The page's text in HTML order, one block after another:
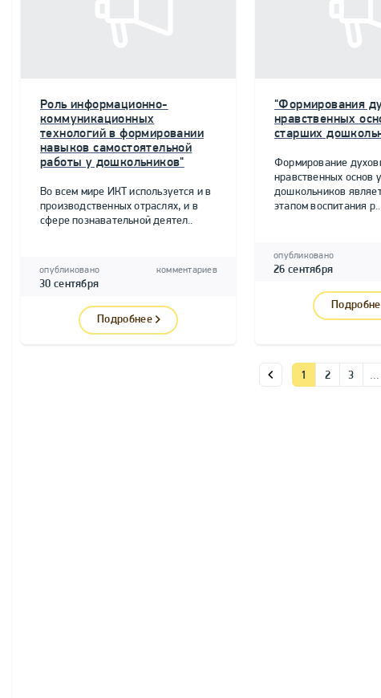
Роль информационно-
коммуникационных
технологий в формировании
навыков самостоятельной
работы у дошкольников"
Во всем мире ИКТ используется и в
производственных отраслях, и в
сфере познавательной деятел..
опубликовано
30 сентября
комментариев
Подробнее
"Формирования
нравственных
старших
Формирование
нравственных основ у
дошкольников
этапом воспитания р..
опубликовано
26 сентября
1 2 3 …